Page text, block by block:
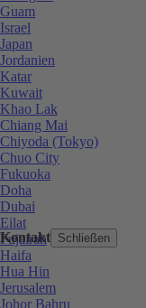
Kontakt Schließen
Guam
Israel
Japan
Jordanien
Katar
Kuwait
Khao Lak
Chiang Mai
Chiyoda (Tokyo)
Chuo City
Fukuoka
Doha
Dubai
Eilat
Fujairah
Haifa
Hua Hin
Jerusalem
Johor Bahru